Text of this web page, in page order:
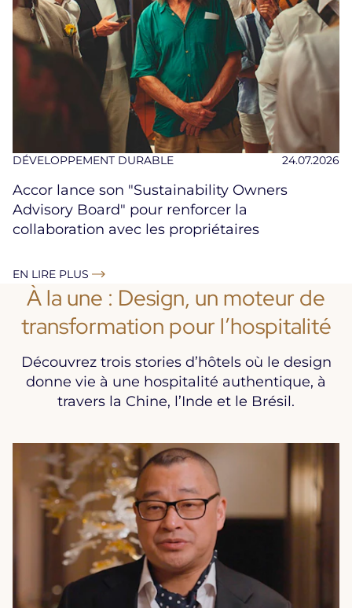
DÉVELOPPEMENT DURABLE 24.07.2026
Accor lance son "Sustainability Owners
Advisory Board" pour renforcer la
collaboration avec les propriétaires
EN LIRE PLUS
À la une : Design, un moteur de
transformation pour l’hospitalité
Découvrez trois stories d’hôtels où le design
donne vie à une hospitalité authentique, à
travers la Chine, l’Inde et le Brésil.